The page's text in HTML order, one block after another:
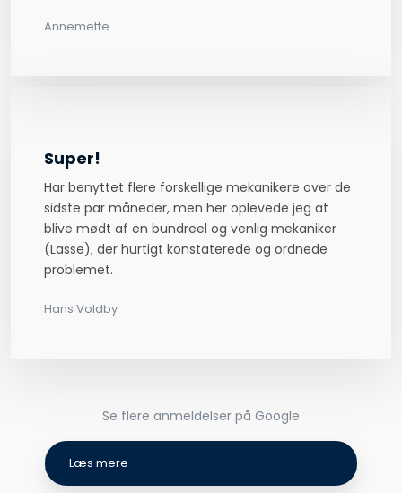
Annemette
Super!
Har benyttet flere forskellige mekanikere over de
sidste par måneder, men her oplevede jeg at
blive mødt af en bundreel og venlig mekaniker
(Lasse), der hurtigt konstaterede og ordnede
problemet.
Hans Voldb​y
Se flere anmeldelser på Google​
Læs mere​